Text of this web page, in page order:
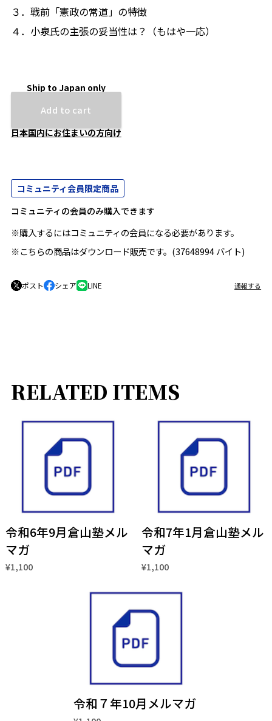
３．戦前「憲政の常道」の特徴
４．小泉氏の主張の妥当性は？（もはや一応）
Ship to Japan only
Add to cart
日本国内にお住まいの方向け
コミュニティ会員限定商品
コミュニティの会員のみ購入できます
※購入するにはコミュニティの会員になる必要があります。
※こちらの商品はダウンロード販売です。(37648994 バイト)
ポスト シェア LINE 通報する
RELATED ITEMS
令和6年9月倉山塾メル
マガ
¥1,100
令和7年1月倉山塾メル
マガ
¥1,100
令和７年10月メルマガ